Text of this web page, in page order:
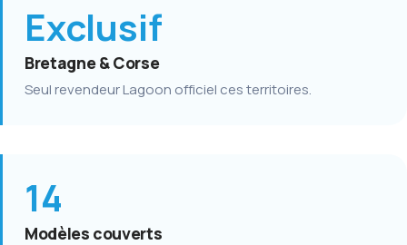
Exclusif
Bretagne & Corse
Seul revendeur Lagoon officiel ces territoires.
14
Modèles couverts